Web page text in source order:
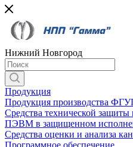
Нижний Новгород
Продукция
Продукция производства
Средства технической
ПЭВМ в защищенном
Средства оценки и анализа
Программное обеспечение